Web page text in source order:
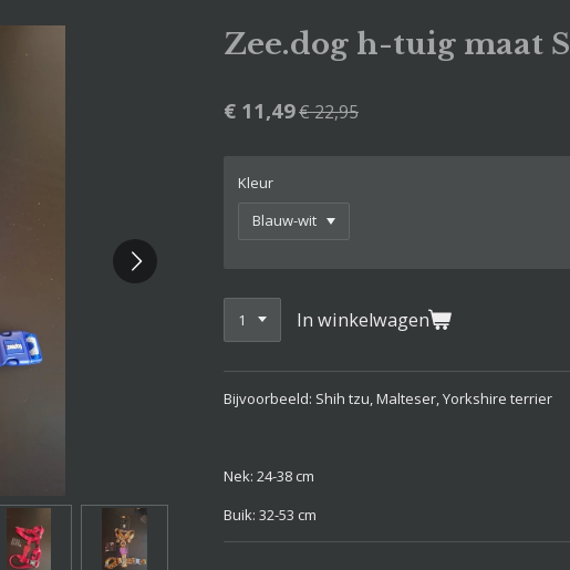
Zee.dog h-tuig maat S
€ 11,49€ 22,95
Kleur
In winkelwagen
Bijvoorbeeld: Shih tzu, Malteser, Yorkshire terrier
Nek: 24-38 cm
Buik: 32-53 cm